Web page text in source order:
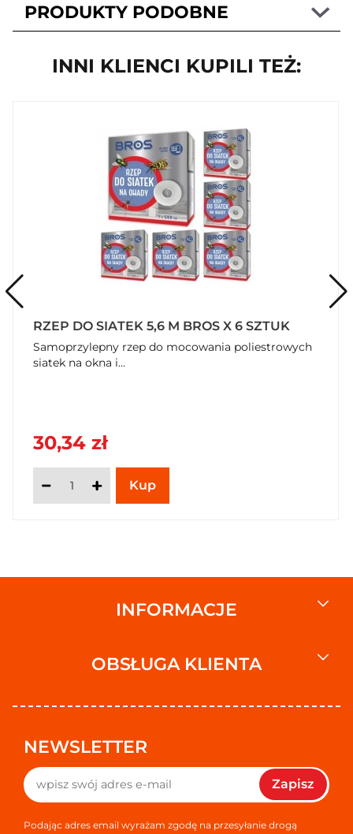
PRODUKTY PODOBNE
INNI KLIENCI KUPILI TEŻ:
RZEP DO SIATEK 5,6 M BROS X 6 SZTUK
Samoprzylepny rzep do mocowania poliestrowych
siatek na okna i...
30,34 zł
INFORMACJE
OBSŁUGA KLIENTA
NEWSLETTER
Zapisz
Podając adres email wyrażam zgodę na przesyłanie drogą